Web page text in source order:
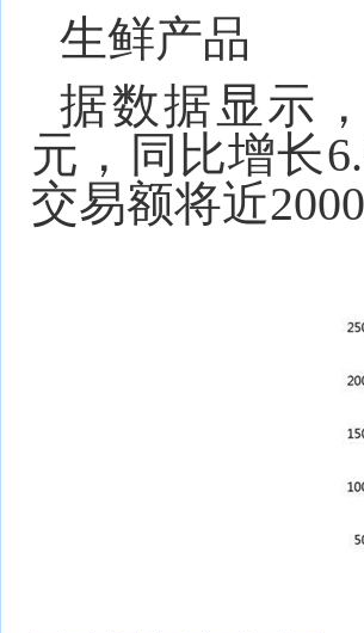
生鲜产品
据数据显示
元，同比增长
交易额将近